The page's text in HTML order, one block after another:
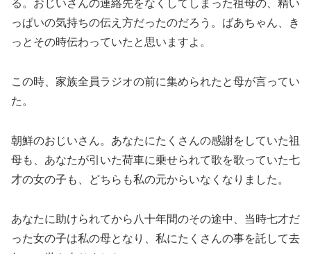
る。おじいさんの連絡先をなくしてしまった祖母の、精い
っぱいの気持ちの伝え方だったのだろう。ばあちゃん、き
っとその時伝わっていたと思いますよ。
この時、家族全員ラジオの前に集められたと母が言ってい
た。
朝鮮のおじいさん。あなたにたくさんの感謝をしていた祖
母も、あなたが引いた荷車に乗せられて歌を歌っていた七
才の女の子も、どちらも私の元からいなくなりました。
あなたに助けられてから八十年間のその途中、当時七才だ
った女の子は私の母となり、私にたくさんの事を託して去